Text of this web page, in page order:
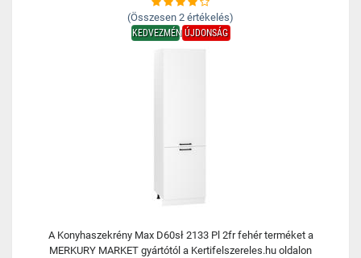
(Összesen 2 értékelés)
KEDVEZMÉNYÚJDONSÁG
A Konyhaszekrény Max D60sł 2133 Pl 2fr fehér terméket a
MERKURY MARKET gyártótól a Kertifelszereles.hu oldalon